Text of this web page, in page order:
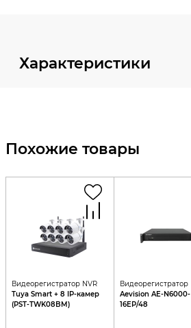
Характеристики
Похожие товары
Видеорегистратор NVR
Tuya Smart + 8 IP-камер
(PST-TWK08BM)
Видеорегистратор
Aevision AE-N6000-
16EP/48